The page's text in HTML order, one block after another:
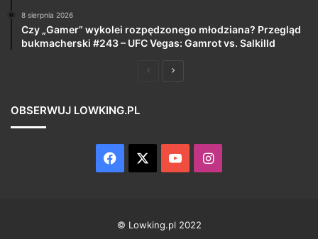
8 sierpnia 2026
Czy „Gamer” wykolei rozpędzonego młodziana? Przegląd
bukmacherski #243 – UFC Vegas: Gamrot vs. Salkilld
PoprzedniaNastępna
OBSERWUJ LOWKING.PL
Facebook YouTubeInstagram
© Lowking.pl 2022